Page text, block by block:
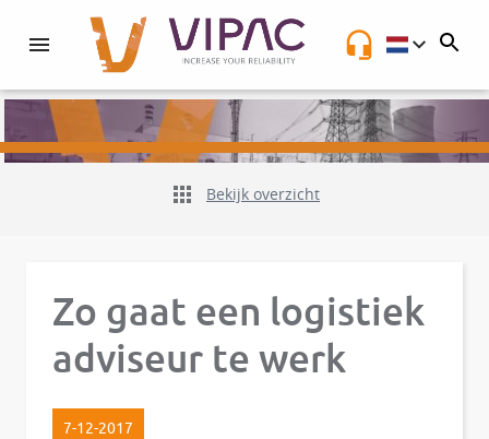
NL
Bekijk overzicht
Zo gaat een logistiek
adviseur te werk
7-12-2017